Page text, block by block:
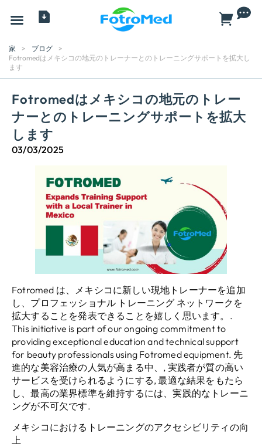
家 > ブログ
>
Fotromedはメキシコの地元のトレーナーとのトレーニングサポートを拡大し
ます
Fotromedはメキシコの地元のトレー
ナーとのトレーニングサポートを拡大
します
03/03/2025
Fotromed は、メキシコに新しい現地トレーナーを追加
し、プロフェッショナル トレーニング ネットワークを
拡大することを発表できることを嬉しく思います。.
This initiative is part of our ongoing commitment to
providing exceptional education and technical support
for beauty professionals using Fotromed equipment. 先
進的な美容治療の人気が高まる中、, 実践者が質の高い
サービスを受けられるようにする, 最適な結果をもたら
し、最高の業界標準を維持するには、実践的なトレーニ
ングが不可欠です.
メキシコにおけるトレーニングのアクセシビリティの向
上